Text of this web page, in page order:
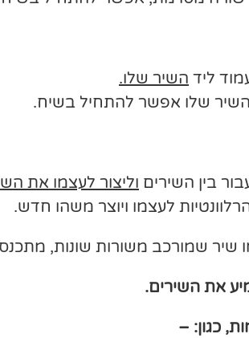
ליד השיר שלו.
שלו אפשר להתחיל בשיח.
בין השירים וליצור לעצמו את
לעצמו ויוצר משהו חדש.
שיר שמורכב משורות שונות,
את השירים.
כגון: –